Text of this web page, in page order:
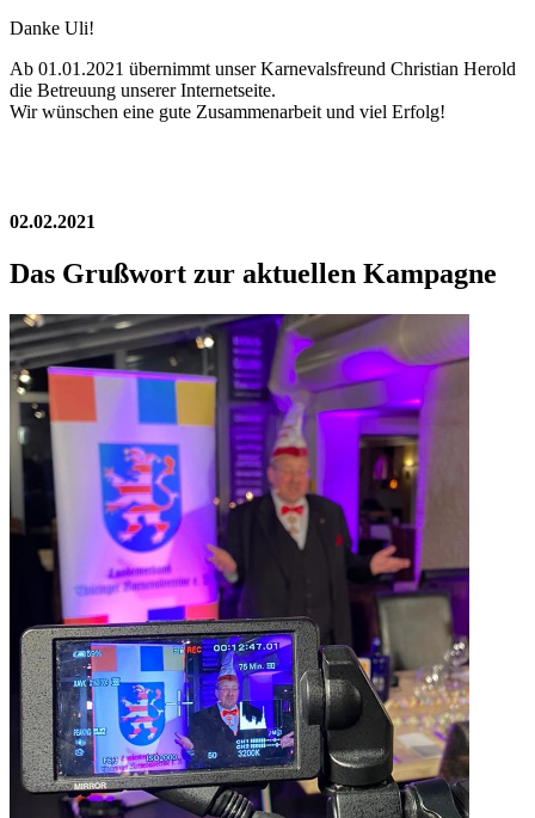
Danke Uli!
Ab 01.01.2021 übernimmt unser Karnevalsfreund Christian Herold
die Betreuung unserer Internetseite.
Wir wünschen eine gute Zusammenarbeit und viel Erfolg!
02.02.2021
Das Grußwort zur aktuellen Kampagne